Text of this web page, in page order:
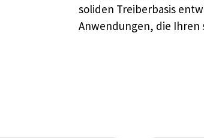
soliden Treiberbasis
Anwendungen, die